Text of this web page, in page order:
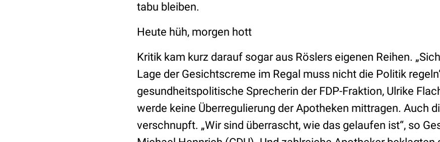
tabu bleiben.
Heute hüh, morgen hott
Kritik kam kurz darauf sogar aus Röslers eigenen Reihen.
Lage der Gesichtscreme im Regal muss nicht die Politik
gesundheitspolitische Sprecherin der FDP-Fraktion, Ulrike
werde keine Überregulierung der Apotheken mittragen. Auch
verschnupft. „Wir sind überrascht, wie das gelaufen ist“, so